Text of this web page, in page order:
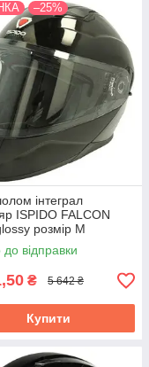
–25%
інтеграл
ISPIDO FALCON
розмір M
до відправки
₴ 5 642 ₴
Купити